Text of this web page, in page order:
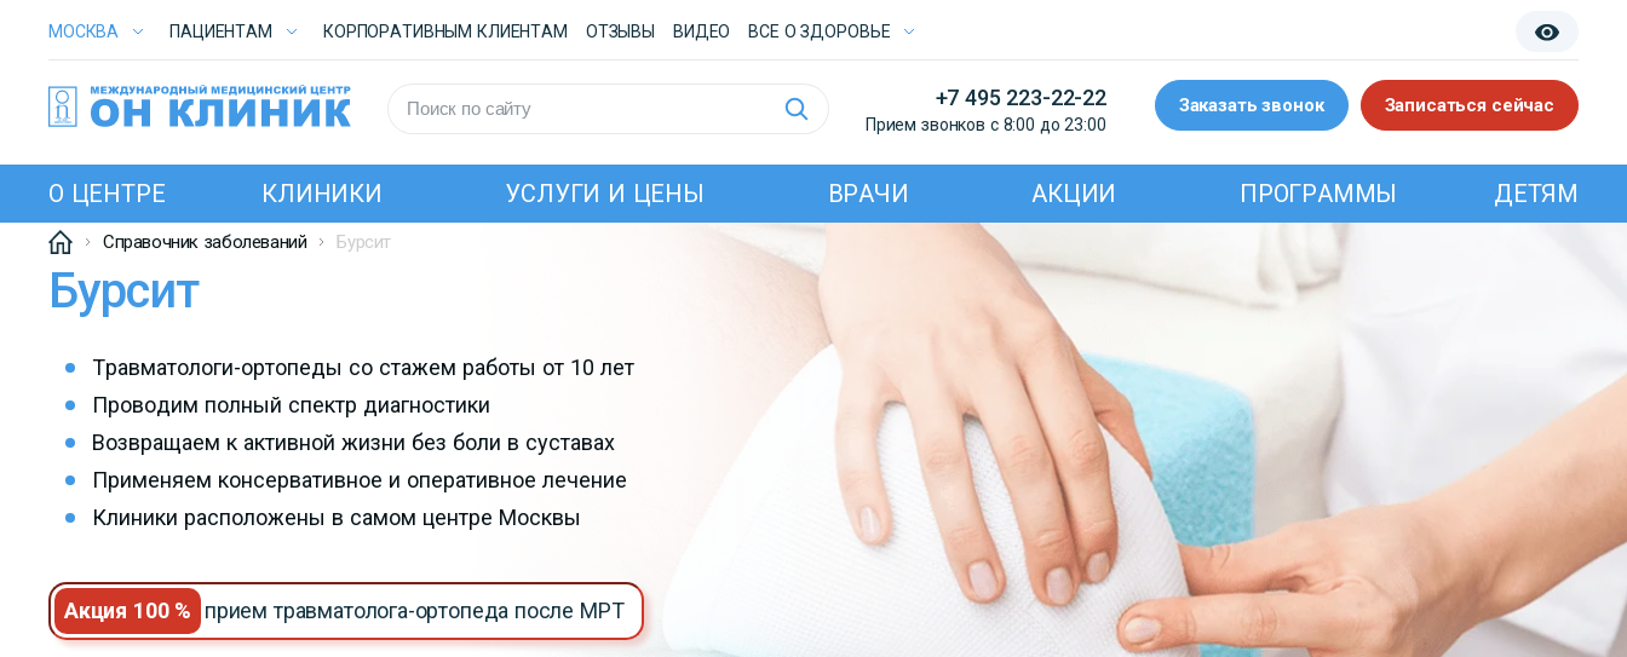
МОСКВА ПАЦИЕНТАМ КОРПОРАТИВНЫМ КЛИЕНТАМ ОТЗЫВЫ ВИДЕО ВСE О ЗДОРОВЬЕ
+7 495 223-22-22
Прием звонков с 8:00 до 23:00
Заказать звонок Записаться сейчас
О ЦЕНТРЕ КЛИНИКИ УСЛУГИ И ЦЕНЫ ВРАЧИ АКЦИИ ПРОГРАММЫ ДЕТЯМ
Справочник заболеваний Бурсит
Бурсит
Травматологи-ортопеды со стажем работы от 10 лет
Проводим полный спектр диагностики
Возвращаем к активной жизни без боли в суставах
Применяем консервативное и оперативное лечение
Клиники расположены в самом центре Москвы
Акция 100 % прием травматолога-ортопеда после МРТ